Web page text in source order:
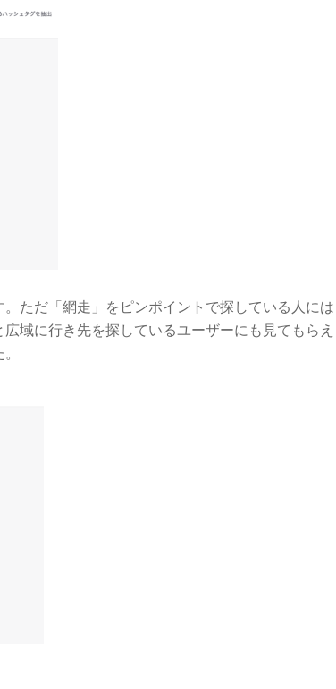
ただ「網走」をピンポイントで探している人には
域に行き先を探しているユーザーにも見てもらえ